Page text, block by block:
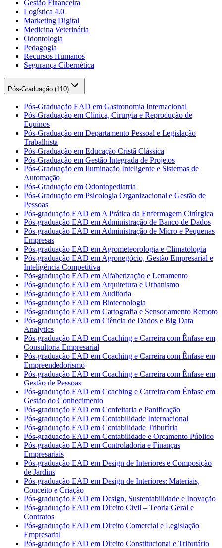
Gestão Financeira
Logística 4.0
Marketing Digital
Medicina Veterinária
Odontologia
Pedagogia
Recursos Humanos
Segurança Cibernética
Pós-Graduação (110)
Pós-Graduação EAD em Gastronomia Internacional
Pós-Graduação em Clínica, Cirurgia e Reprodução de
Equinos
Pós-Graduação em Departamento Pessoal e Legislação
Trabalhista
Pós-Graduação em Educação Cristã Clássica
Pós-Graduação em Gestão Integrada de Projetos
Pós-Graduação em Iluminação Inteligente e Sistemas de
Automação
Pós-Graduação em Odontopediatria
Pós-Graduação em Psicologia Organizacional e Gestão de
Pessoas
Pós-graduação EAD em A Prática da Enfermagem Cirúrgica
Pós-graduação EAD em Administração de Banco de Dados
Pós-graduação EAD em Administração de Micro e Pequenas
Empresas
Pós-graduação EAD em Agrometeorologia e Climatologia
Pós-graduação EAD em Agronegócio, Gestão Empresarial e
Inteligência Competitiva
Pós-graduação EAD em Alfabetização e Letramento
Pós-graduação EAD em Arquitetura e Urbanismo
Pós-graduação EAD em Auditoria
Pós-graduação EAD em Biotecnologia
Pós-graduação EAD em Cartografia e Sensoriamento Remoto
Pós-graduação EAD em Ciência de Dados e Big Data
Analytics
Pós-graduação EAD em Coaching e Carreira com Ênfase em
Consultoria Empresarial
Pós-graduação EAD em Coaching e Carreira com Ênfase em
Empreendedorismo
Pós-graduação EAD em Coaching e Carreira com Ênfase em
Gestão de Pessoas
Pós-graduação EAD em Coaching e Carreira com Ênfase em
Gestão do Conhecimento
Pós-graduação EAD em Confeitaria e Panificação
Pós-graduação EAD em Contabilidade Internacional
Pós-graduação EAD em Contabilidade Tributária
Pós-graduação EAD em Contabilidade e Orçamento Público
Pós-graduação EAD em Controladoria e Finanças
Empresariais
Pós-graduação EAD em Design de Interiores e Composição
de Jardins
Pós-graduação EAD em Design de Interiores: Materiais,
Conceito e Criação
Pós-graduação EAD em Design, Sustentabilidade e Inovação
Pós-graduação EAD em Direito Civil – Teoria Geral e
Contratos
Pós-graduação EAD em Direito Comercial e Legislação
Empresarial
Pós-graduação EAD em Direito Constitucional e Tributário